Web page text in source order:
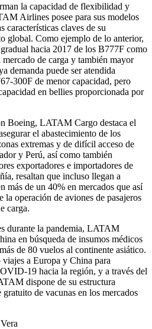
la capacidad de flexibilidad y
Airlines posee para sus modelos
características claves de su
global. Como ejemplo de lo anterior,
hacia 2017 de los B777F como
de carga y también mayor
demanda puede ser atendida
300F de menor capacidad, pero
en bellies proporcionada por
Boeing, LATAM Cargo destaca el
el abastecimiento de los
extremas y de difícil acceso de
y Perú, así como también
exportadores e importadores de
resaltan que incluso llegan a
más de un 40% en mercados que así
operación de aviones de pasajeros
carga.
durante la pandemia, LATAM
en búsqueda de insumos médicos
de 80 vuelos al continente asiático.
a Europa y China para
19 hacia la región, y a través del
dispone de su estructura
de vacunas en los mercados